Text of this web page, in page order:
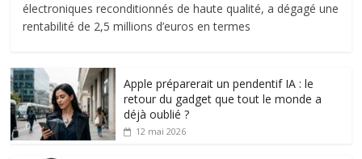
électroniques reconditionnés de haute qualité, a dégagé une
rentabilité de 2,5 millions d’euros en termes
Apple préparerait un pendentif IA : le
retour du gadget que tout le monde a
déjà oublié ?
12 mai 2026